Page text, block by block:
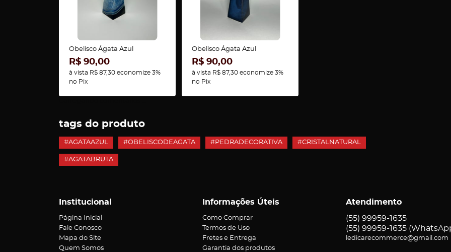
Obelisco Ágata Azul
R$ 90,00
à vista R$ 87,30 economize 3%
no Pix
Obelisco Ágata Azul
R$ 90,00
à vista R$ 87,30economize 3%
no Pix
tags do produto
#AGATAAZUL #OBELISCODEAGATA #PEDRADECORATIVA #CRISTALNATURAL
#AGATABRUTA
Institucional
Página Inicial
Fale Conosco
Mapa do Site
Quem Somos
Informações Úteis
Como Comprar
Termos de Uso
Fretes e Entrega
Garantia dos produtos
Atendimento
(55) 99959-1635
(55) 99959-1635
ledicarecommerce@gmail.com